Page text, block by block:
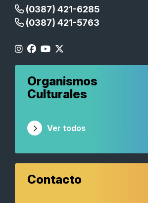
(0387) 421-6285
(0387) 421-5763
Organismos
Culturales
Ver todos
Contacto